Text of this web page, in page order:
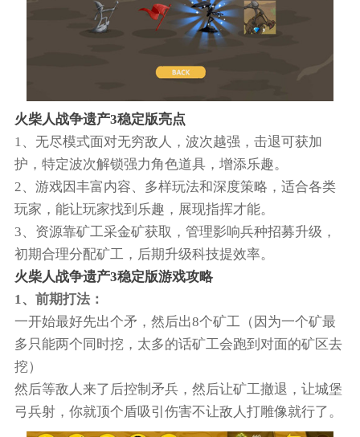
火柴人战争遗产3稳定版亮点
1、无尽模式面对无穷敌人，波次越强，击退可获加
护，特定波次解锁强力角色道具，增添乐趣。
2、游戏因丰富内容、多样玩法和深度策略，适合各类
玩家，能让玩家找到乐趣，展现指挥才能。
3、资源靠矿工采金矿获取，管理影响兵种招募升级，
初期合理分配矿工，后期升级科技提效率。
火柴人战争遗产3稳定版游戏攻略
1、前期打法：
一开始最好先出个矛，然后出8个矿工（因为一个矿最
多只能两个同时挖，太多的话矿工会跑到对面的矿区去
挖）
然后等敌人来了后控制矛兵，然后让矿工撤退，让城堡
弓兵射，你就顶个盾吸引伤害不让敌人打雕像就行了。